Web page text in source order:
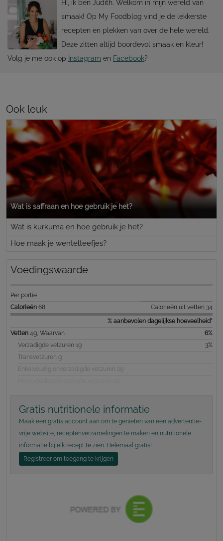
Hi, ik ben Judith. Welkom in mijn wereld van
smaak! Op My Foodblog vind je de lekkerste
recepten en plekken van over de hele wereld.
Deze zitten altijd boordevol smaak en kleur!
Volg je me ook op Instagram en Facebook?
Ook leuk
Wat is saffraan en hoe gebruik je het?
Wat is kurkuma en hoe gebruik je het?
Hoe maak je wentelteefjes?
Voedingswaarde
Per portie
Calorieën 68
Calorieën uit vetten 34
% aanbevolen dagelijkse hoeveelheid*
Vetten 4g, Waarvan
6%
Verzadigde vetzuren 1g
3%
Transvetzuren g
Enkelvoudig onverzadigde vetzuren 2g
Gratis nutritionele informatie
Maak een gratis account aan om te genieten van een advertentie-
vrije website, receptenverzamelingen te maken en nutritionele
informatie bij elk recept te zien. Helemaal gratis!
Registreer om toegang te krijgen